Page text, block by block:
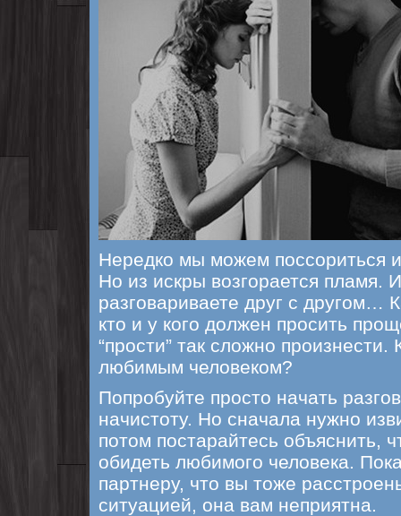
Нередко мы можем поссориться
Но из искры возгорается пламя.
разговариваете друг с другом…
кто и у кого должен просить
“прости” так сложно произнести.
любимым человеком?
Попробуйте просто начать
начистоту. Но сначала нужно
потом постарайтесь объяснить,
обидеть любимого человека.
партнеру, что вы тоже
ситуацией, она вам неприятна.